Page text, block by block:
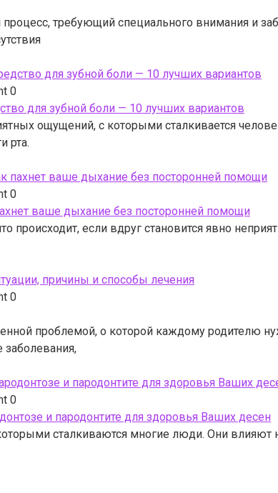
требующий специального внимания и
для зубной боли — 10 лучших вариантов
0
ощущений, с которыми сталкивается
рта.
пахнет ваше дыхание без посторонней помощи
0
происходит, если вдруг становится явно
причины и способы лечения
0
проблемой, о которой каждому родителю
и пародонтите для здоровья Ваших
0
сталкиваются многие люди. Они